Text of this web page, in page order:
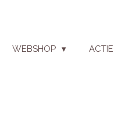
WEBSHOP ACTIE